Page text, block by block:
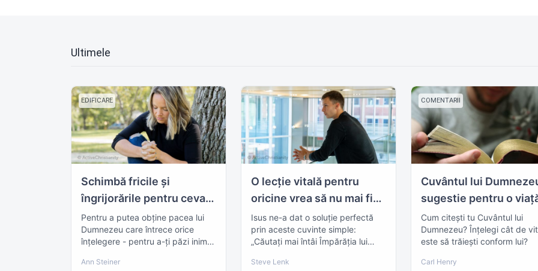
Ultimele
EDIFICARE
Schimbă fricile și
îngrijorările pentru ceva
incomparabil!
Pentru a putea obține pacea lui
Dumnezeu care întrece orice
înțelegere - pentru a-ți păzi inima
ea!
Ann Steiner
O lecție vitală pentru
oricine vrea să nu mai fie
niciodată stresat sau
îngrijorat
Isus ne-a dat o soluție perfectă
prin aceste cuvinte simple:
„Căutați mai întâi Împărăția lui
Steve Lenk
COMENTARII
Cuvântul lui
sugestie pentru o
mai bună?
Cum citești tu Cuvântul lui
Dumnezeu? Înțelegi cât de
este să trăiești conform lui?
Carl Henry